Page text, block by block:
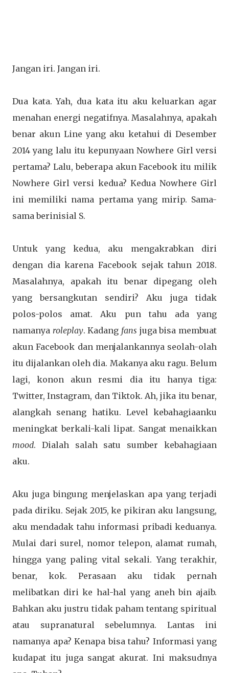
Jangan iri. Jangan iri.
Dua kata. Yah, dua kata itu aku keluarkan agar
menahan energi negatifnya. Masalahnya, apakah
benar akun Line yang aku ketahui di Desember
2014 yang lalu itu kepunyaan Nowhere Girl versi
pertama? Lalu, beberapa akun Facebook itu milik
Nowhere Girl versi kedua? Kedua Nowhere Girl
ini memiliki nama pertama yang mirip. Sama-
sama berinisial S.
Untuk yang kedua, aku mengakrabkan diri
dengan dia karena Facebook sejak tahun 2018.
Masalahnya, apakah itu benar dipegang oleh
yang bersangkutan sendiri? Aku juga tidak
polos-polos amat. Aku pun tahu ada yang
namanya roleplay. Kadang fans juga bisa membuat
akun Facebook dan menjalankannya seolah-olah
itu dijalankan oleh dia. Makanya aku ragu. Belum
lagi, konon akun resmi dia itu hanya tiga:
Twitter, Instagram, dan Tiktok. Ah, jika itu benar,
alangkah senang hatiku. Level kebahagiaanku
meningkat berkali-kali lipat. Sangat menaikkan
mood. Dialah salah satu sumber kebahagiaan
aku.
Aku juga bingung menjelaskan apa yang terjadi
pada diriku. Sejak 2015, ke pikiran aku langsung,
aku mendadak tahu informasi pribadi keduanya.
Mulai dari surel, nomor telepon, alamat rumah,
hingga yang paling vital sekali. Yang terakhir,
benar, kok. Perasaan aku tidak pernah
melibatkan diri ke hal-hal yang aneh bin ajaib.
Bahkan aku justru tidak paham tentang spiritual
atau supranatural sebelumnya. Lantas ini
namanya apa? Kenapa bisa tahu? Informasi yang
kudapat itu juga sangat akurat. Ini maksudnya